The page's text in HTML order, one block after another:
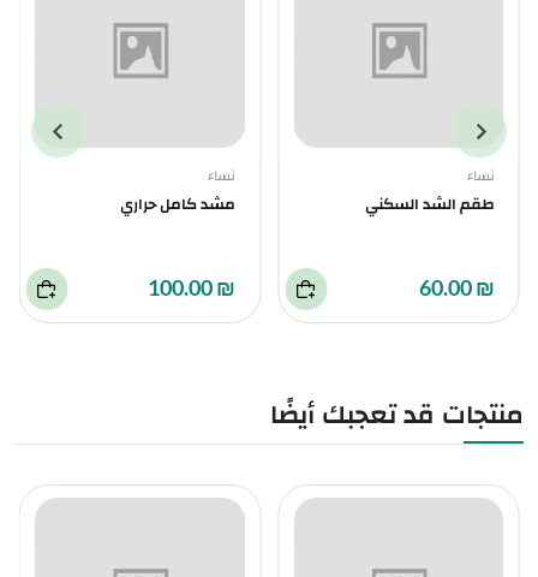
نساء
طقم الشد السكني
₪ 60.00
نساء
مشد كامل حراري
₪ 100.00
منتجات قد تعجبك أيضًا